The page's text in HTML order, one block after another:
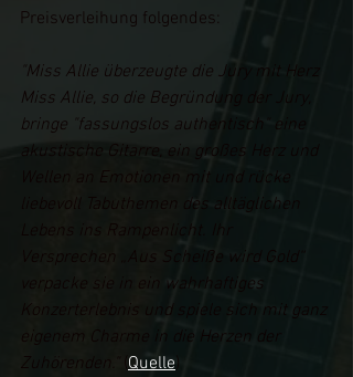
Preisverleihung folgendes:
"Miss Allie überzeugte die Jury mit Herz
Miss Allie, so die Begründung der Jury,
bringe "fassungslos authentisch" eine
akustische Gitarre, ein großes Herz und
Wellen an Emotionen mit und rücke
liebevoll Tabuthemen des alltäglichen
Lebens ins Rampenlicht. Ihr
Versprechen „Aus Scheiße wird Gold“
verpacke sie in ein wahrhaftiges
Konzerterlebnis und spiele sich mit ganz
eigenem Charme in die Herzen der
Quelle